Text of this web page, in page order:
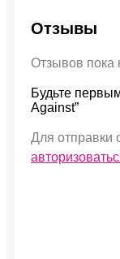
Отзывы
Отзывов пока
Будьте
Against”
Для отправки